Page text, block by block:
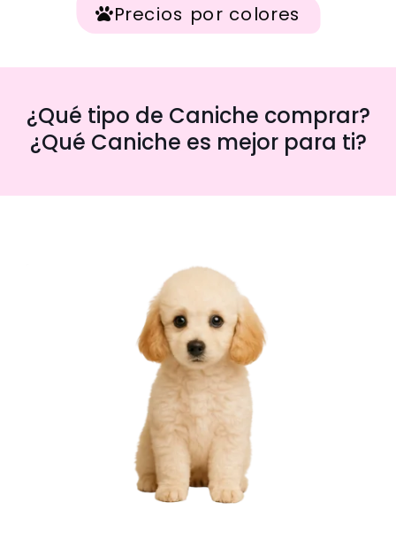
Precios por colores
¿Qué tipo de Caniche comprar?
¿Qué Caniche es mejor para ti?